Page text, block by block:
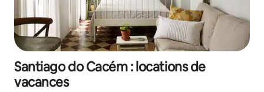
Santiago do Cacém : locations de
vacances